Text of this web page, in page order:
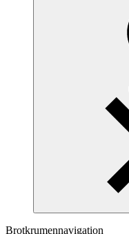
Brotkrumennavigation